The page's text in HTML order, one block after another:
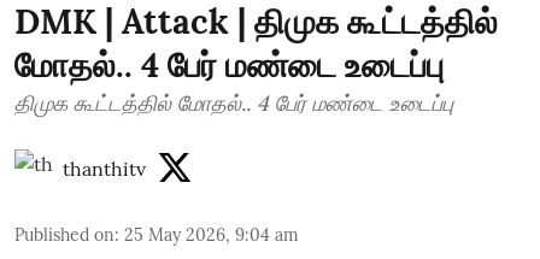
DMK | Attack | திமுக கூட்டத்தில்
மோதல்.. 4 பேர் மண்டை உடைப்பு
திமுக கூட்டத்தில் மோதல்.. 4 பேர் மண்டை உடைப்பு
thanthitv
Published on: 25 May 2026, 9:04 am